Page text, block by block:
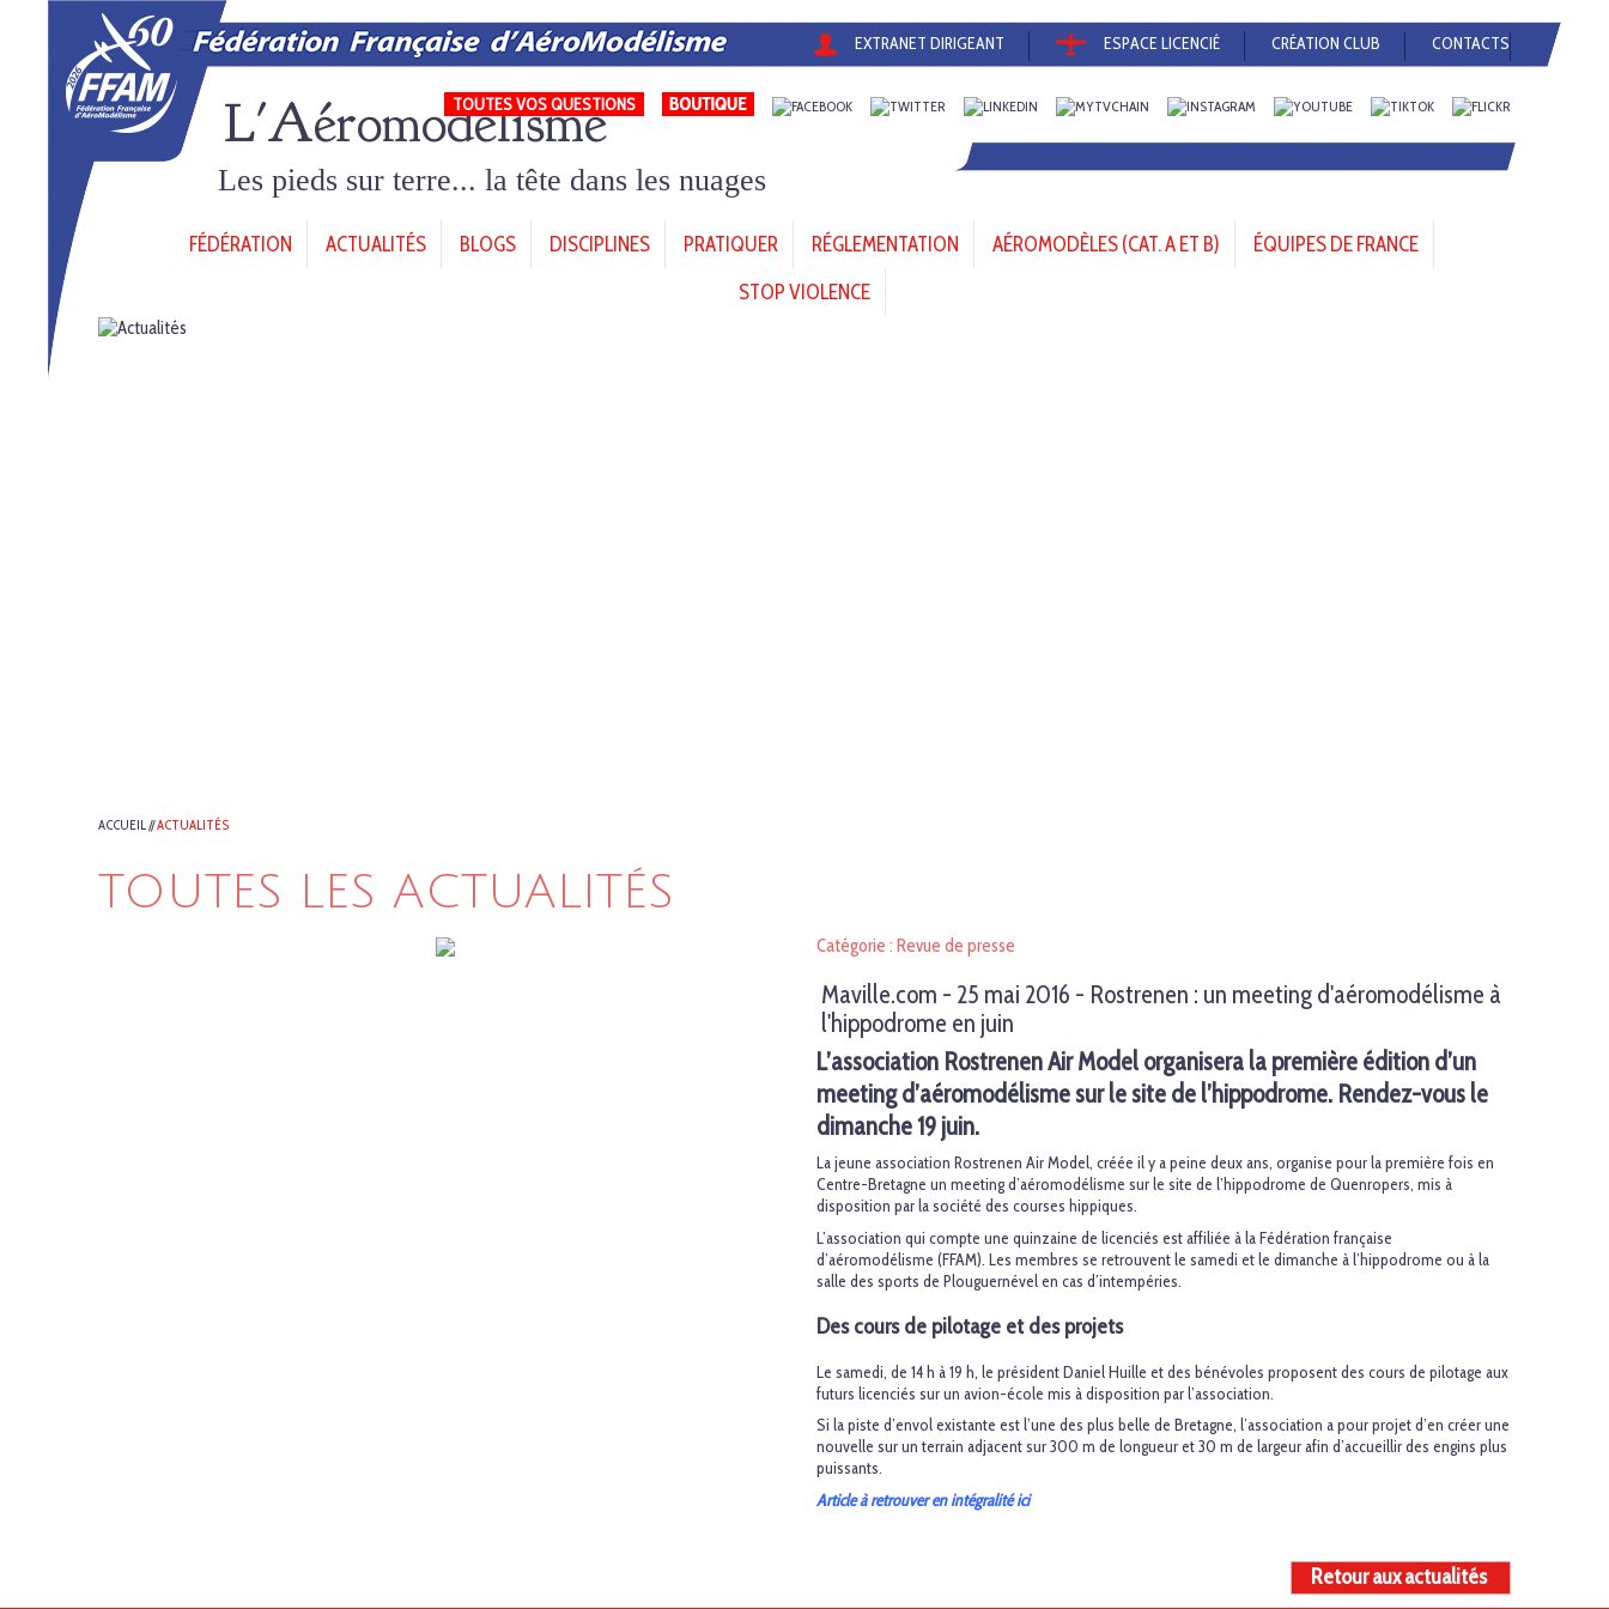
EXTRANET DIRIGEANT ESPACE LICENCIÉ CRÉATION CLUB CONTACTS
TOUTES VOS QUESTIONS
L'Aéromodélisme
Les pieds sur terre... la tête dans les nuages
FÉDÉRATION ACTUALITÉS BLOGS DISCIPLINES PRATIQUER RÉGLEMENTATION AÉROMODÈLES (CAT. A ET B)
ÉQUIPES DE FRANCE
STOP VIOLENCE
ACCUEIL//ACTUALITÉS
TOUTES LES ACTUALITÉS
Catégorie : Revue de presse
Maville.com - 25 mai 2016 - Rostrenen : un meeting d'aéromodélisme à
l'hippodrome en juin
L’association Rostrenen Air Model organisera la première édition d’un
meeting d’aéromodélisme sur le site de l’hippodrome. Rendez-vous le
dimanche 19 juin.
La jeune association Rostrenen Air Model, créée il y a peine deux ans, organise pour la première fois en
Centre-Bretagne un meeting d’aéromodélisme sur le site de l’hippodrome de Quenropers, mis à
disposition par la société des courses hippiques.
L’association qui compte une quinzaine de licenciés est affiliée à la Fédération française
d’aéromodélisme (FFAM). Les membres se retrouvent le samedi et le dimanche à l’hippodrome ou à la
salle des sports de Plouguernével en cas d’intempéries.
Des cours de pilotage et des projets
Le samedi, de 14 h à 19 h, le président Daniel Huille et des bénévoles proposent des cours de pilotage aux
futurs licenciés sur un avion-école mis à disposition par l’association.
Si la piste d’envol existante est l’une des plus belle de Bretagne, l’association a pour projet d’en créer une
nouvelle sur un terrain adjacent sur 300 m de longueur et 30 m de largeur afin d’accueillir des engins plus
puissants.
Article à retrouver en intégralité ici
Retour aux actualités